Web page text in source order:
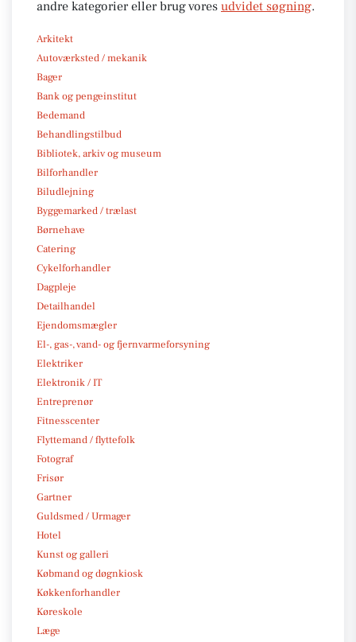
andre kategorier eller brug vores udvidet søgning.
Arkitekt
Autoværksted / mekanik
Bager
Bank og pengeinstitut
Bedemand
Behandlingstilbud
Bibliotek, arkiv og museum
Bilforhandler
Biludlejning
Byggemarked / trælast
Børnehave
Catering
Cykelforhandler
Dagpleje
Detailhandel
Ejendomsmægler
El-, gas-, vand- og fjernvarmeforsyning
Elektriker
Elektronik / IT
Entreprenør
Fitnesscenter
Flyttemand / flyttefolk
Fotograf
Frisør
Gartner
Guldsmed / Urmager
Hotel
Kunst og galleri
Købmand og døgnkiosk
Køkkenforhandler
Køreskole
Læge